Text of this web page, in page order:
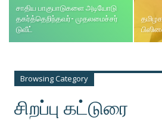
சாதிய பாகுபாடுகளை அடியோடு
தகர்த்தெறிந்தவர்- முதலமைச்சர்
டுவீட்
Browsing Category
சிறப்பு கட்டுரை